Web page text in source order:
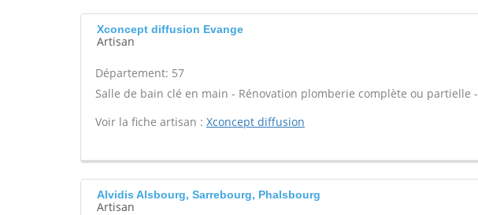
Xconcept diffusion Evange
Artisan
Département: 57
Salle de bain clé en main - Rénovation plomberie complète ou partielle -
Voir la fiche artisan : Xconcept diffusion
Alvidis Alsbourg, Sarrebourg, Phalsbourg
Artisan